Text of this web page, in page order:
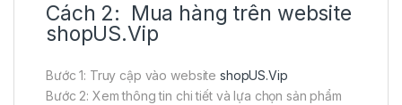
Cách 2: Mua hàng trên website
shopUS.Vip
Bước 1: Truy cập vào website shopUS.Vip
Bước 2: Xem thông tin chi tiết và lựa chọn sản phẩm